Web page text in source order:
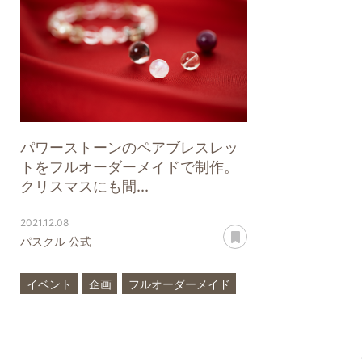
パワーストーンのペアブレスレッ
トをフルオーダーメイドで制作。
クリスマスにも間...
2021.12.08
パスクル 公式
イベント 企画
フルオーダーメイド